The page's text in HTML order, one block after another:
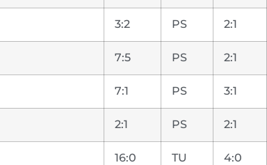
3:2 PS 2:1
7:5 PS 2:1
7:1 PS 3:1
2:1 PS 2:1
16:0 TU 4:0